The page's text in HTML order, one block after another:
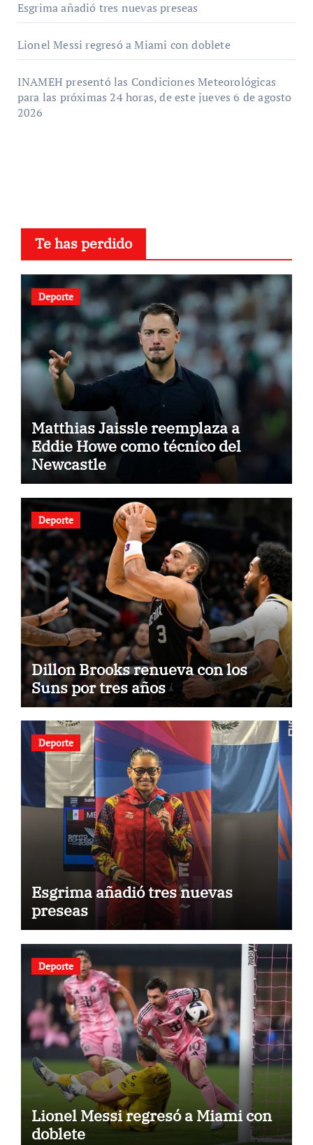
Esgrima añadió tres nuevas preseas
Lionel Messi regresó a Miami con doblete
INAMEH presentó las Condiciones Meteorológicas
para las próximas 24 horas, de este jueves 6 de agosto
2026
Te has perdido
Deporte
Matthias Jaissle reemplaza a
Eddie Howe como técnico del
Newcastle
Deporte
Dillon Brooks renueva con los
Suns por tres años
Deporte
Esgrima añadió tres nuevas
preseas
Deporte
Lionel Messi regresó a Miami con
doblete